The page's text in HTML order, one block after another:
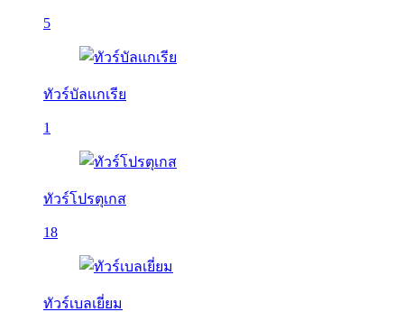
5
ทัวร์บัลเเกเรีย
1
ทัวร์โปรตุเกส
18
ทัวร์เบลเยี่ยม